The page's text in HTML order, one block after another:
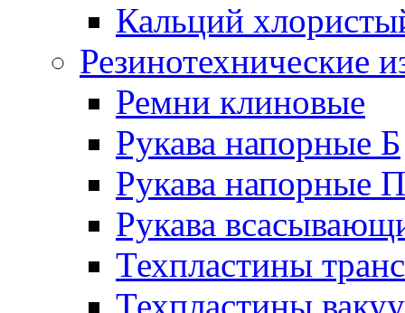
Кальций
Резинотехнические
Ремни клиновые
Рукава напорные Б
Рукава напорные П
Рукава
Техпластины